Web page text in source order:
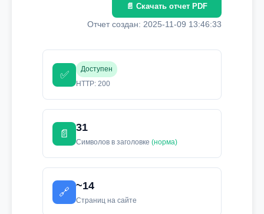
📄 Скачать отчет PDF
Отчет создан: 2025-11-09 13:46:33
✅
Доступен
HTTP: 200
📄
31
Символов в заголовке (норма)
🔗
~14
Страниц на сайте